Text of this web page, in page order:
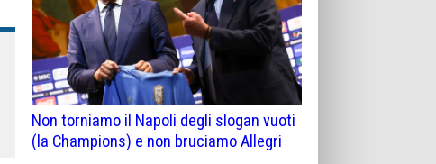
Non torniamo il Napoli degli slogan vuoti
(la Champions) e non bruciamo Allegri